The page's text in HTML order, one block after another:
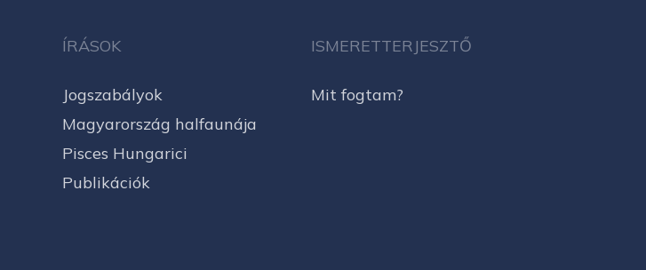
ÍRÁSOK
Jogszabályok
Magyarország halfaunája
Pisces Hungarici
Publikációk
ISMERETTERJESZTŐ
Mit fogtam?